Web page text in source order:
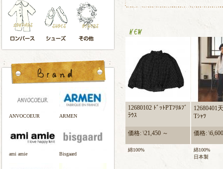
ANVOCOEUR ARMEN
ami amie Bisgaard
12680102 ﾄﾞｯﾄPTﾌﾘﾙﾌﾞ
ﾗｳｽ
価格: \21,450 ～
綿100%
12680401
Tｼｬﾂ
価格:
綿100%
日本製